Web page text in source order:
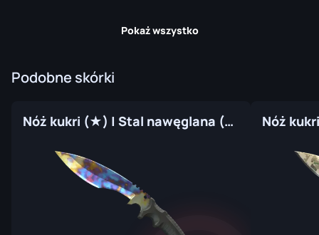
Pokaż wszystko
Podobne skórki
Nóż kukri (★) | Stal nawęglana (prosto z fabryki)